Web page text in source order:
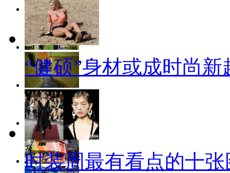
“健硕”身材或成时尚新
时装周最有看点的十张